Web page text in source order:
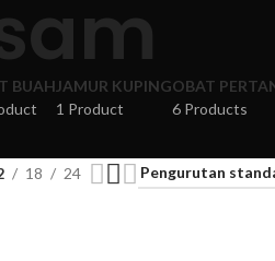
BUAHJAMUR KUPING
1 Product
OBAT
6 Products
18 24